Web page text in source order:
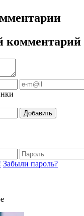
комментарий
Добавить
Забыли пароль?